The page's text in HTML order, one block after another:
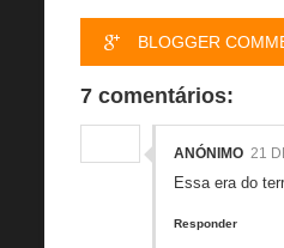
BLOGGER
7 comentários:
ANÓNIMO 21
Essa era do
Responder